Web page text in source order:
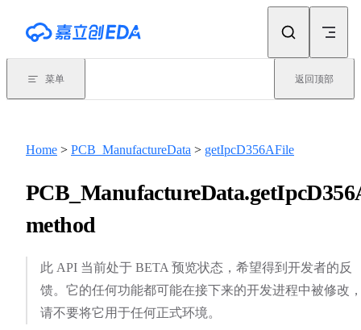
菜单 返回顶部
Home > PCB_ManufactureData > getIpcD356AFile
method
此 API 当前处于 BETA 预览状态，希望得到开发者的反
馈。它的任何功能都可能在接下来的开发进程中被修改
请不要将它用于任何正式环境。